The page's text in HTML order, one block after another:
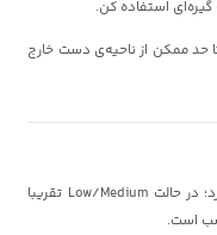
استفاده کن.
تا حد ممکن از ناحیه‌ی دست خارج
دارد؛ در حالت Low/Medium تقریبا
است.